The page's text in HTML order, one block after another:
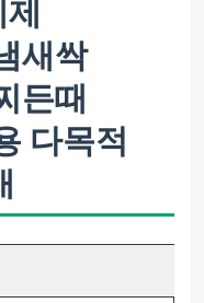
새싹
든때
다목적